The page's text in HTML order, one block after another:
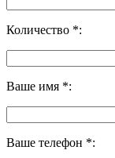
Количество *:
Ваше имя *:
Ваше телефон *: